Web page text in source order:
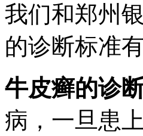
我们和郑州
的诊断标准有
牛皮癣的诊
病，一旦患